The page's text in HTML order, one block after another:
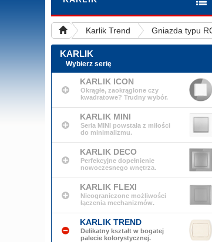
Karlik Trend Gniazda typu
KARLIK
Wybierz serię
KARLIK ICON
Okrągłe, zaokrąglone czy
kwadratowe? Trudny wybór.
KARLIK MINI
Seria MINI powstała z miłości
do minimalizmu.
KARLIK DECO
Perfekcyjne dopełnienie
nowoczesnego wnętrza.
KARLIK FLEXI
Nieograniczone możliwości
łączenia mechanizmów.
KARLIK TREND
Delikatny kształt w bogatej
palecie kolorystycznej.